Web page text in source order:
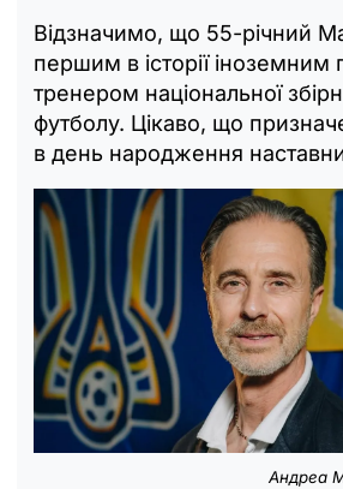
Відзначимо, що 55-річний
першим в історії іноземним
тренером національної
футболу. Цікаво, що
в день народження
Андреа